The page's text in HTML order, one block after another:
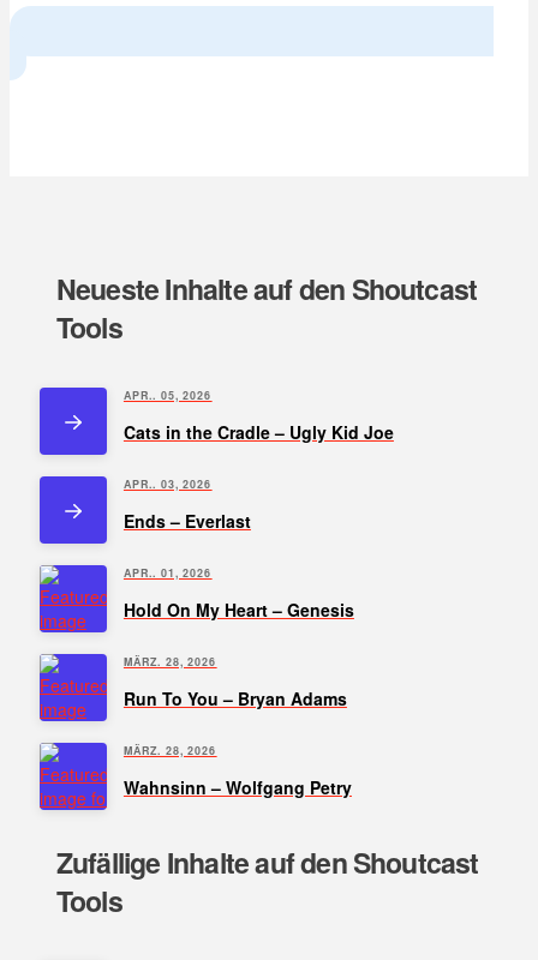
Next
Neueste Inhalte auf den Shoutcast
Tools
APR.. 05, 2026
Cats in the Cradle – Ugly Kid Joe
APR.. 03, 2026
Ends – Everlast
APR.. 01, 2026
Hold On My Heart – Genesis
MÄRZ. 28, 2026
Run To You – Bryan Adams
MÄRZ. 28, 2026
Wahnsinn – Wolfgang Petry
Zufällige Inhalte auf den Shoutcast
Tools